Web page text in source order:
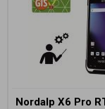
Nordalp X6 Pro